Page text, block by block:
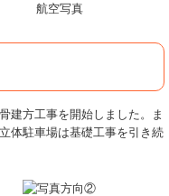
航空写真
建方工事を開始しました。ま
体駐車場は基礎工事を引き続